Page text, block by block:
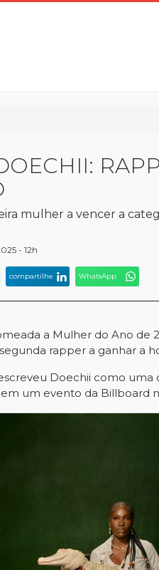
mulher a vencer a
- 12h
compartilhe WhatsApp
a Mulher do Ano de
rapper a ganhar a
Doechii como uma
um evento da Billboard